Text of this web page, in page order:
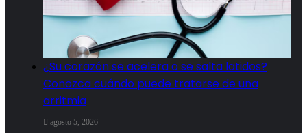
¿Su corazón se acelera o se salta latidos?
Conozca cuándo puede tratarse de una
arritmia
agosto 5, 2026